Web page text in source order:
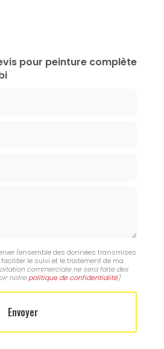
pour peinture complète
l'ensemble des données transmises
le suivi et le traitement de ma
commerciale ne sera faite des
notre politique de confidentialité)